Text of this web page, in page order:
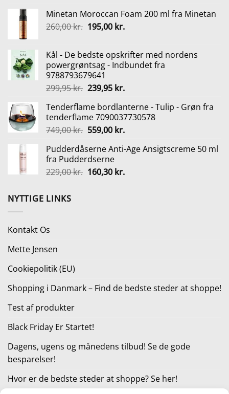
pris
var:
pris
er:
Minetan Moroccan Foam 200 ml fra Minetan
260,00kr. Den
var:
260,00 kr..
195,00 kr.Den
er:
195,00 kr..
Kål - De bedste opskrifter med nordens
powergrøntsag - Indbundet fra
9788793679641
299,95kr. Den
pris
var:
299,95 kr..
239,95 kr.Den
pris
er:
239,95 kr..
Tenderflame bordlanterne - Tulip - Grøn fra
tenderflame 7090037730578
749,00kr. Den
pris
var:
749,00 kr..
559,00 kr.Den
pris
559,00 kr..
Pudderdåserne Anti-Age Ansigtscreme 50 ml
fra Pudderdserne
229,00kr. Den
160,30 kr.Den
NYTTIGE LINKS
Kontakt Os
Mette Jensen
Cookiepolitik (EU)
Shopping i Danmark – Find de bedste steder at shoppe!
Test af produkter
Black Friday Er Startet!
Dagens, ugens og månedens tilbud! Se de gode
besparelser!
Hvor er de bedste steder at shoppe? Se her!